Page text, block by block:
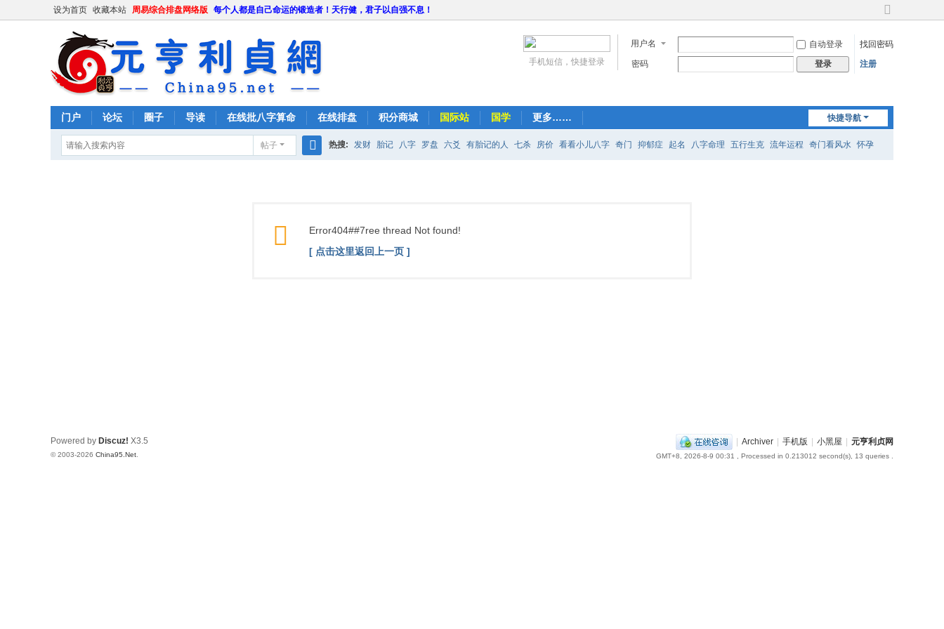
设为首页 收藏本站 周易综合排盘网络版 每个人都是自己命运的锻造者！天行健，君子以自强不息！
切
到
用户名 自动登录
找回密码
密码
登录 注册
手机短信，快捷登录
快捷导航
门户 论坛 圈子 导读 在线批八字算命 在线排盘 积分商城 国际站 国学 更多……
帖子 热搜: 发财 胎记 八字 罗盘 六爻 有胎记的人 七杀 房价 看看小儿八字 奇门 抑郁症 起名 八字命理 五行生克 流年运程 奇门看风水 怀孕
Error404##7ree thread Not found!
[ 点击这里返回上一页 ]
| Archiver | 手机版 | 小黑屋 | 元亨利贞网
GMT+8, 2026-8-9 00:31 , Processed in 0.213012 second(s), 13 queries .
Powered by Discuz! X3.5
© 2003-2026 China95.Net